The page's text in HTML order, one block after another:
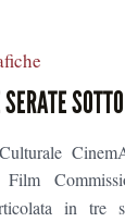
Film
in tre